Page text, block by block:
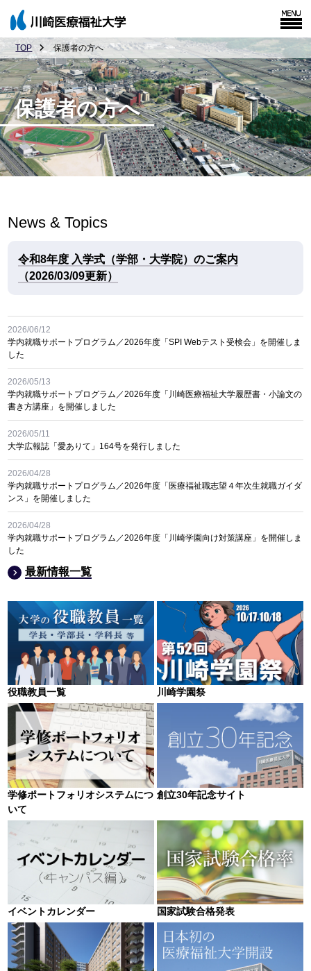
TOP 保護者の方へ
保護者の方へ
News & Topics
令和8年度 入学式（学部・大学院）のご案内
（2026/03/09更新）
2026/06/12
学内就職サポートプログラム／2026年度「SPI Webテスト受検会」を開催しま
した
2026/05/13
学内就職サポートプログラム／2026年度「川崎医療福祉大学履歴書・小論文の
書き方講座」を開催しました
2026/05/11
大学広報誌「愛ありて」164号を発行しました
2026/04/28
学内就職サポートプログラム／2026年度「医療福祉職志望４年次生就職ガイダ
ンス」を開催しました
2026/04/28
学内就職サポートプログラム／2026年度「川崎学園向け対策講座」を開催しま
した
最新情報一覧
役職教員一覧 川崎学園祭
学修ポートフォリオシステムにつ
いて
創立30年記念サイト
イベントカレンダー 国家試験合格発表